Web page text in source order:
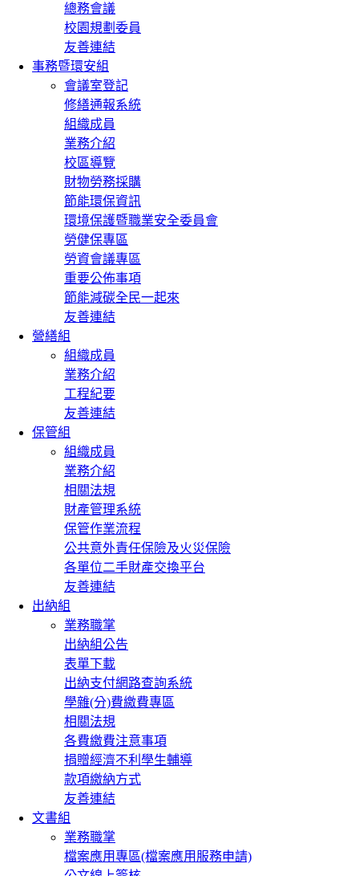
總務會議
校園規劃委員
友善連結
事務暨環安組
會議室登記
修繕通報系統
組織成員
業務介紹
校區導覽
財物勞務採購
節能環保資訊
環境保護暨職業安全委員會
勞健保專區
勞資會議專區
重要公佈事項
節能減碳全民一起來
友善連結
營繕組
組織成員
業務介紹
工程紀要
友善連結
保管組
組織成員
業務介紹
相關法規
財產管理系統
保管作業流程
公共意外責任保險及火災保險
各單位二手財產交換平台
友善連結
出納組
業務職掌
出納組公告
表單下載
出納支付網路查詢系統
學雜(分)費繳費專區
相關法規
各費繳費注意事項
捐贈經濟不利學生輔導
款項繳納方式
友善連結
文書組
業務職掌
檔案應用專區(檔案應用服務申請)